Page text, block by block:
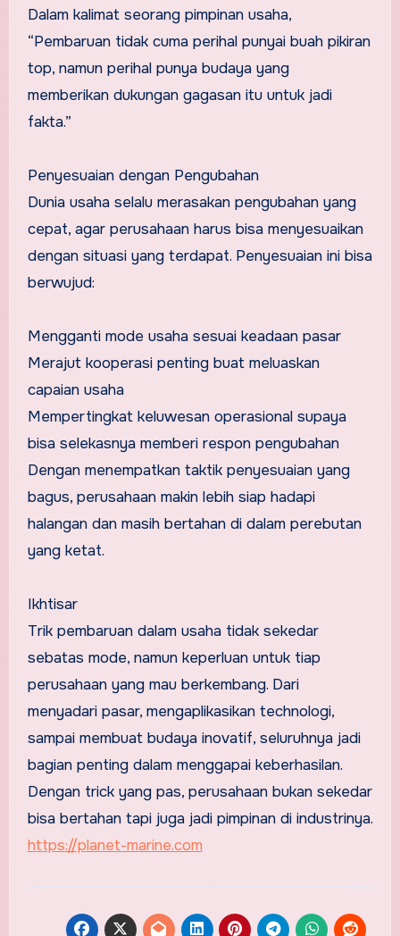
Dalam kalimat seorang pimpinan usaha,
“Pembaruan tidak cuma perihal punyai buah pikiran
top, namun perihal punya budaya yang
memberikan dukungan gagasan itu untuk jadi
fakta.”
Penyesuaian dengan Pengubahan
Dunia usaha selalu merasakan pengubahan yang
cepat, agar perusahaan harus bisa menyesuaikan
dengan situasi yang terdapat. Penyesuaian ini bisa
berwujud:
Mengganti mode usaha sesuai keadaan pasar
Merajut kooperasi penting buat meluaskan
capaian usaha
Mempertingkat keluwesan operasional supaya
bisa selekasnya memberi respon pengubahan
Dengan menempatkan taktik penyesuaian yang
bagus, perusahaan makin lebih siap hadapi
halangan dan masih bertahan di dalam perebutan
yang ketat.
Ikhtisar
Trik pembaruan dalam usaha tidak sekedar
sebatas mode, namun keperluan untuk tiap
perusahaan yang mau berkembang. Dari
menyadari pasar, mengaplikasikan technologi,
sampai membuat budaya inovatif, seluruhnya jadi
bagian penting dalam menggapai keberhasilan.
Dengan trick yang pas, perusahaan bukan sekedar
bisa bertahan tapi juga jadi pimpinan di industrinya.
https://planet-marine.com